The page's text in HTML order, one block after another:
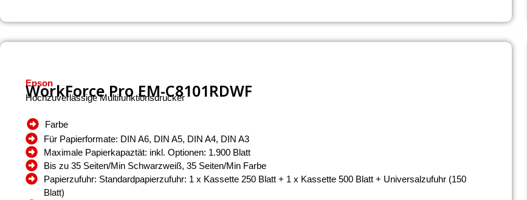
Epson
WorkForce Pro EM-C8101RDWF
Hochzuverlässige Multifunktionsdrucker
Farbe
Für Papierformate: DIN A6, DIN A5, DIN A4, DIN A3
Maximale Papierkapaztät: inkl. Optionen: 1.900 Blatt
Bis zu 35 Seiten/Min Schwarzweiß, 35 Seiten/Min Farbe
Papierzufuhr: Standardpapierzufuhr: 1 x Kassette 250 Blatt + 1 x Kassette 500 Blatt + Universalzufuhr (150
Blatt)